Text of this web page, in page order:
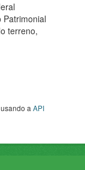
Patrimonial
terreno,
aAPI